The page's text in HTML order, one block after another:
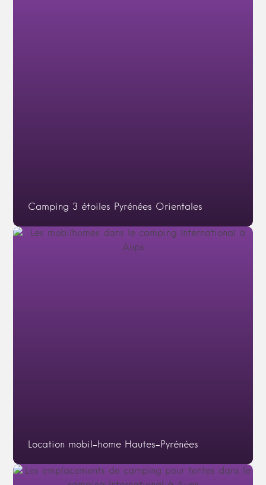
Camping 3 étoiles Pyrénées Orientales
Location mobil-home Hautes-Pyrénées